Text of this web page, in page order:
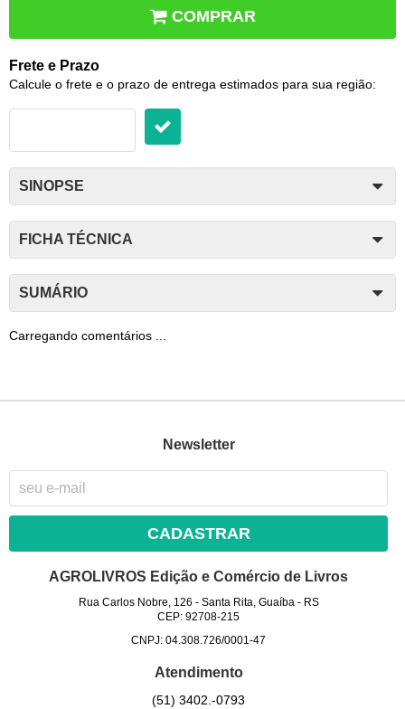
COMPRAR
Frete e Prazo
Calcule o frete e o prazo de entrega estimados para sua região:
SINOPSE
FICHA TÉCNICA
SUMÁRIO
Carregando comentários ...
Newsletter
CADASTRAR
AGROLIVROS Edição e Comércio de Livros
Rua Carlos Nobre, 126 - Santa Rita, Guaíba- RS
CEP: 92708-215
CNPJ: 04.308.726/0001-47
Atendimento
(51) 3402.-0793